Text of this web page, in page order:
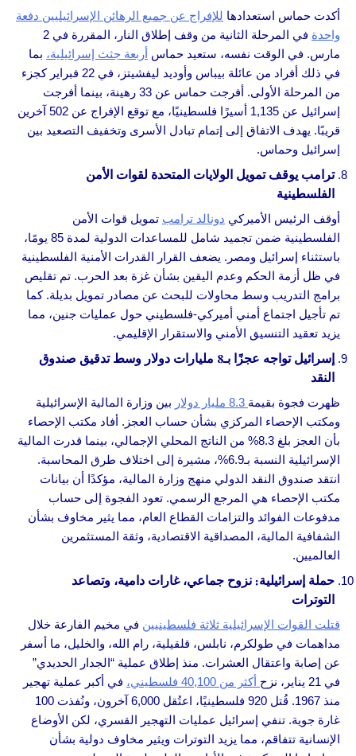
أكدت حماس استعدادها للإفراج عن جميع الرهائن الإسرائيليين دفعة
واحدة
في المرحلة الثانية من وقف إطلاق النار، المقررة في 2
مارس. في الوقت نفسه، ستعيد حماس أربعة جثث إسرائيلية، بما
في ذلك أفراد من عائلة بيباس وأوديد ليفشيتز، في 22 فبراير كجزء
من المرحلة الأولى. أفرجت حماس عن 33 رهينة، بينما أفرجت
إسرائيل عن 1,135 أسيرًا فلسطينيًا، مع توقع الإفراج عن 502 آخرين
قريبًا. يهدف الاتفاق إلى إتمام تبادل الأسرى وتخفيف التصعيد بين
إسرائيل وحماس.
ترامب يوقف تمويل الولايات المتحدة لقوات الأمن
الفلسطينية
أوقف الرئيس الأميركي دونالد ترامب تمويل قوات الأمن
الفلسطينية ضمن تجميد شامل للمساعدات الدولية لمدة 85 يومًا،
باستثناء إسرائيل ومصر. يضعف القرار القدرات الأمنية الفلسطينية
في ظل أزمة الحكم وعدم اليقين بشأن غزة بعد الحرب. تم تقليص
برامج التدريب وسط محاولات للبحث عن مصادر تمويل بديلة. كما
تم تأجيل اجتماع أمني أميركي-فلسطيني حول عمليات جنين، مما
يزيد تعقيد التنسيق الأمني والاستقرار الإقليمي.
إسرائيل تواجه عجزًا بـ8 مليارات دولار وسط تدقيق صندوق
النقد
ظهرت فجوة بقيمة
بين وزارة المالية الإسرائيلية
ومكتب الإحصاء المركزي بشأن حساب العجز. أفاد مكتب الإحصاء
بأن العجز بلغ 8.3% من الناتج المحلي الإجمالي، بينما قدرت المالية
الإسرائيلية النسبة بـ6.9%، مشيرة إلى اختلاف طرق المحاسبة.
انتقد صندوق النقد الدولي منهج وزارة المالية، مؤكدًا أن بيانات
مكتب الإحصاء هي المرجع الرسمي. تعود الفجوة إلى حساب
مدفوعات الفوائد والتزامات القطاع العام، مما يثير مخاوف بشأن
الشفافية المالية، المصداقية الاقتصادية، وثقة المستثمرين
العالميين.
حملة إسرائيلية: نزوح جماعي، غارات دامية، وتصاعد
التوترات
قتلت القوات الإسرائيلية ثلاثة فلسطينيين في مخيم الفارعة خلال
مداهمات في طولكرم، نابلس، قلقيلية، رام الله، والخليل، ما أسفر
عن إصابة واعتقال العشرات. منذ إطلاق عملية “الجدار الحديدي”
في 21 يناير، نزح
أكثر من 40,100 فلسطيني،
في أكبر عملية تهجير
منذ 1967. قُتل 920 فلسطينيًا، اعتُقل 6,000 آخرون، ونُفذت 100
غارة جوية. تنفي إسرائيل عمليات التهجير القسري، لكن الأوضاع
الإنسانية تتفاقم، مما يزيد التوترات ويثير مخاوف دولية بشأن